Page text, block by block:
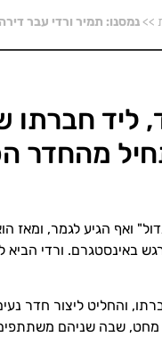
>>נמסנו: תמיר ורדי עבר
ליד
מהחדר
הגדול" ואף הגיע לגמר,
מרגש באינסטגרם.
מחט, שבה שניהם